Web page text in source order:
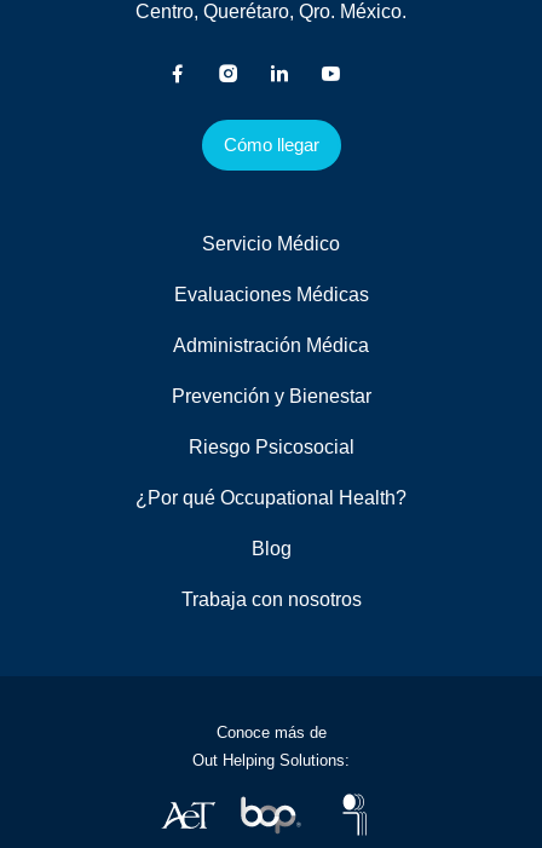
Centro, Querétaro, Qro. México.
Cómo llegar
Servicio Médico
Evaluaciones Médicas
Administración Médica
Prevención y Bienestar
Riesgo Psicosocial
¿Por qué Occupational Health?
Blog
Trabaja con nosotros
Conoce más de
Out Helping Solutions: